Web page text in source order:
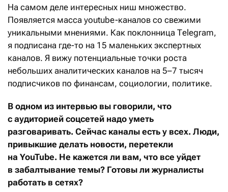
На самом деле интересных ниш множество.
Появляется масса youtube-каналов со свежими
уникальными мнениями. Как поклонница Тelegram,
я подписана где-то на 15 маленьких экспертных
каналов. Я вижу потенциальные точки роста
небольших аналитических каналов на 5–7 тысяч
подписчиков по финансам, социологии, политике.
В одном из интервью вы говорили, что
с аудиторией соцсетей надо уметь
разговаривать. Сейчас каналы есть у всех. Люди,
привыкшие делать новости, перетекли
на YouTube. Не кажется ли вам, что все уйдет
в забалтывание темы? Готовы ли журналисты
работать в сетях?